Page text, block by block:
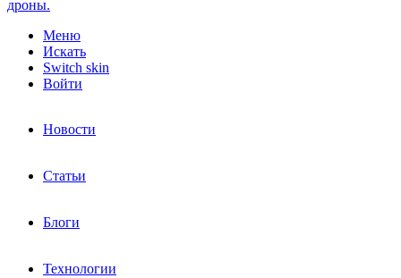
Меню
Искать
Switch skin
Войти
Новости
Статьи
Блоги
Технологии